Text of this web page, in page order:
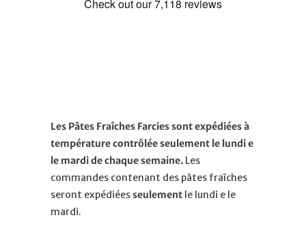
Les Pâtes Fraîches Farcies sont expédiées à
température contrôlée seulement le lundi e
le mardi de chaque semaine. Les
commandes contenant des pâtes fraîches
seront expédiéesseulement le lundi e le
mardi.